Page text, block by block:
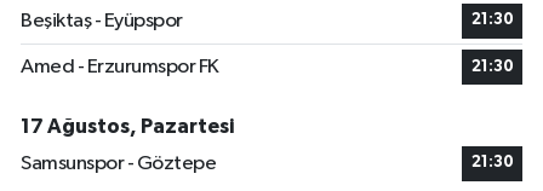
Beşiktaş - Eyüpspor 21:30
Amed - Erzurumspor FK 21:30
17 Ağustos, Pazartesi
Samsunspor - Göztepe
21:30